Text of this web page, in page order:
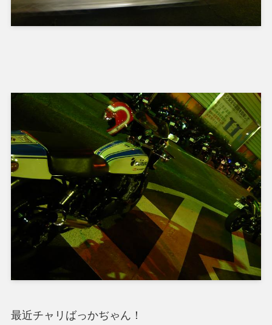
最近チャリばっかぢゃん！